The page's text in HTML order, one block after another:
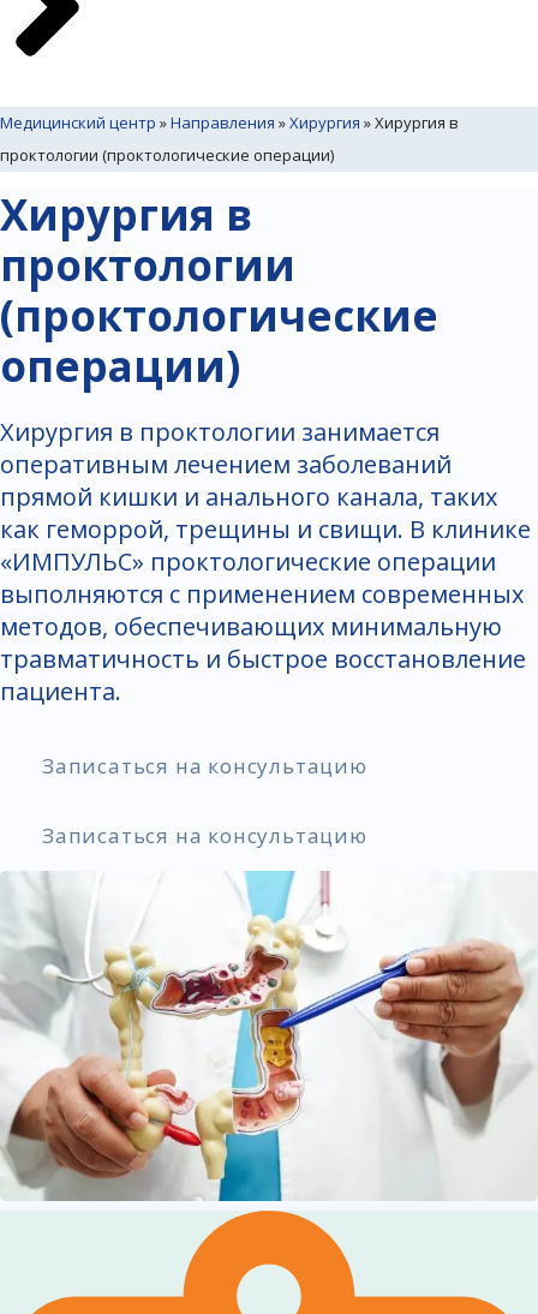
Медицинский центр »Направления »Хирургия »Хирургия в
проктологии (проктологические операции)
Хирургия в
проктологии
(проктологические
операции)
Хирургия в проктологии занимается
оперативным лечением заболеваний
прямой кишки и анального канала, таких
как геморрой, трещины и свищи. В клинике
«ИМПУЛЬС» проктологические операции
выполняются с применением современных
методов, обеспечивающих минимальную
травматичность и быстрое восстановление
пациента.
Записаться на консультацию
Записаться на консультацию